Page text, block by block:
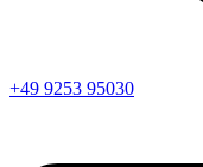
+49 9253 95030